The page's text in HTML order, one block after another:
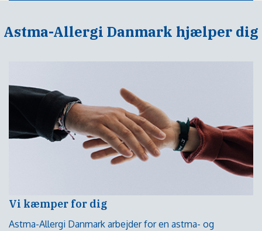
Astma-Allergi Danmark hjælper dig
Vi kæmper for dig
Astma-Allergi Danmark arbejder for en astma- og